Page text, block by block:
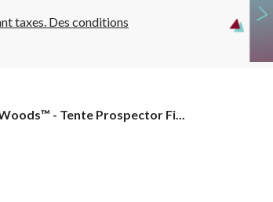
taxes. Des conditions
- Tente Prospector Fi...